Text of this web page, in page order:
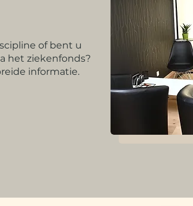
of bent u
het ziekenfonds?
informatie.